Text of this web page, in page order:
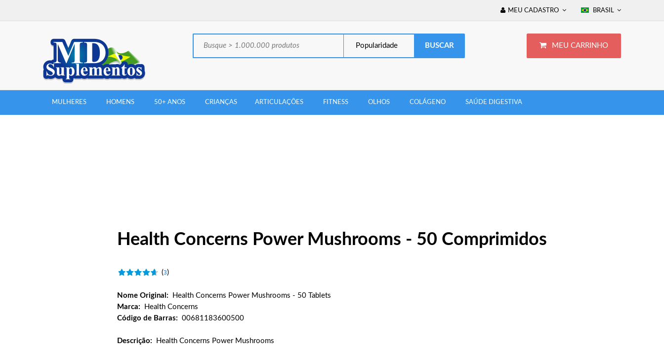
BRASIL
MEU CADASTRO
MEU CARRINHO
Popularidade
MULHERES HOMENS 50+ ANOS CRIANÇAS ARTICULAÇÕES FITNESS OLHOS COLÁGENO SAÚDE DIGESTIVA
Health Concerns Power Mushrooms - 50 Comprimidos
(3)
Nome Original:
Health Concerns Power Mushrooms - 50 Tablets
Marca:
Health Concerns
Código de Barras: 00681183600500
Descrição: Health Concerns Power Mushrooms